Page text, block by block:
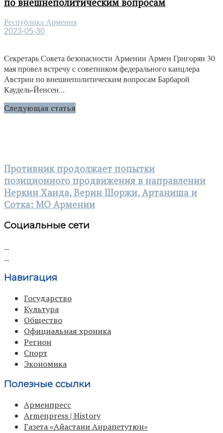
по внешнеполитическим вопросам
Республика Армения
2023-05-30
Секретарь Совета безопасности Армении Армен Григорян 30
мая провел встречу с советником федерального канцлера
Австрии по внешнеполитическим вопросам Барбарой
Каудель-Йенсен...
Следующая статья
Противник продолжает попытки
позиционного продвижения в направлении
Неркин Ханда, Верин Шоржи, Артаниша и
Сотка: МО Армении
Социальные сети
Навигация
Государство
Культура
Общество
Официальная хроника
Регион
Спорт
Экономика
Полезные ссылки
Арменпресс
Armenpress | History
Газета «Айастани Анрапетутюн»